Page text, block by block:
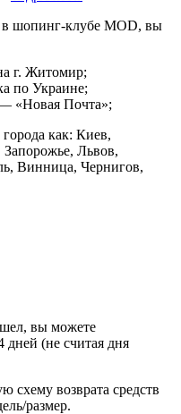
шопинг-клубе MOD, вы
г. Житомир;
по Украине;
«Новая Почта»;
города как: Киев,
Львов,
Винница, Чернигов,
вы можете
дней (не считая дня
схему возврата средств
размер.